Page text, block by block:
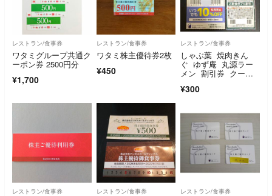
レストラン/食事券
ワタミグループ共通ク
ーポン券 2500円分
¥1,700
レストラン/食事券
ワタミ株主優待券2枚
¥450
レストラン/食事券
しゃぶ葉 焼肉きん
ぐ ゆず庵 丸源ラー
メン 割引券 クーポ
¥300
レストラン/食事券 レストラン/食事券 レストラン/食事券